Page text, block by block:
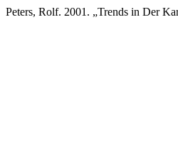
Peters, Rolf. 2001. „Trends in Der